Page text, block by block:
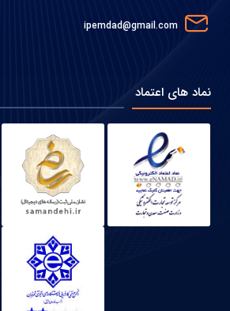
ipemdad@gmail.com
نماد های اعتماد